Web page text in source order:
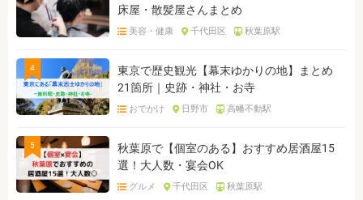
床屋・散髪屋さんまとめ
美容・健康 千代田区 秋葉原駅
4
東京で歴史観光【幕末ゆかりの地】まとめ
21箇所｜史跡・神社・お寺
おでかけ 日野市 高幡不動駅
5
秋葉原で【個室のある】おすすめ居酒屋15
選！大人数・宴会OK
グルメ 千代田区 秋葉原駅